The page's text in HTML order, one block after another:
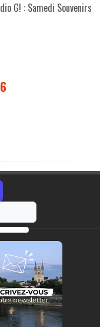
G! : Samedi Souvenirs
https://radio-g.fr?22004